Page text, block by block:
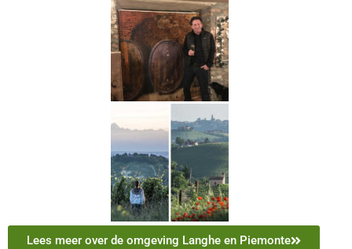
Lees meer over de omgeving Langhe en Piemonte